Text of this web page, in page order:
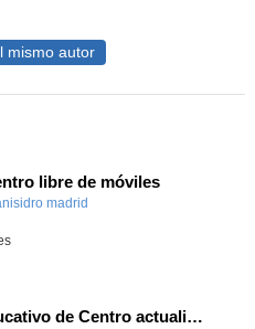
mismo autor
libre de móviles
madrid
Proyecto Educativo de Centro actualizado 2026